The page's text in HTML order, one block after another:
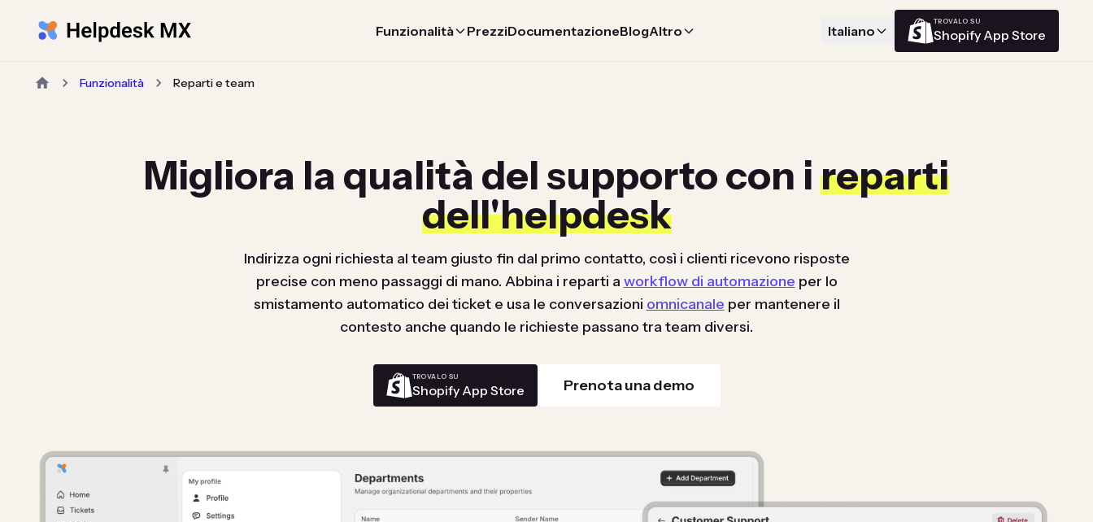
Funzionalità PrezziDocumentazioneBlogAltro Italiano
TROVALO SU
Shopify App Store
Funzionalità Reparti e team
Migliora la qualità del supporto con ireparti
dell'helpdesk
Indirizza ogni richiesta al team giusto fin dal primo contatto, così i clienti ricevono risposte
precise con meno passaggi di mano. Abbina i reparti a workflow di automazione per lo
smistamento automatico dei ticket e usa le conversazioni omnicanale per mantenere il
contesto anche quando le richieste passano tra team diversi.
TROVALO SU
Shopify App Store Prenota una demo